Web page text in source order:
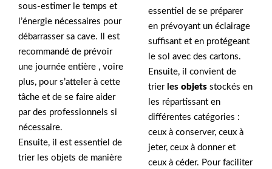
sous-estimer le temps et
l’énergie nécessaires pour
débarrasser sa cave. Il est
recommandé de prévoir
une journée entière , voire
plus, pour s’atteler à cette
tâche et de se faire aider
par des professionnels si
nécessaire.
Ensuite, il est essentiel de
trier les objets de manière
essentiel de se préparer
en prévoyant un éclairage
suffisant et en protégeant
le sol avec des cartons.
Ensuite, il convient de
trier les objets stockés en
les répartissant en
différentes catégories :
ceux à conserver, ceux à
jeter, ceux à donner et
ceux à céder. Pour faciliter